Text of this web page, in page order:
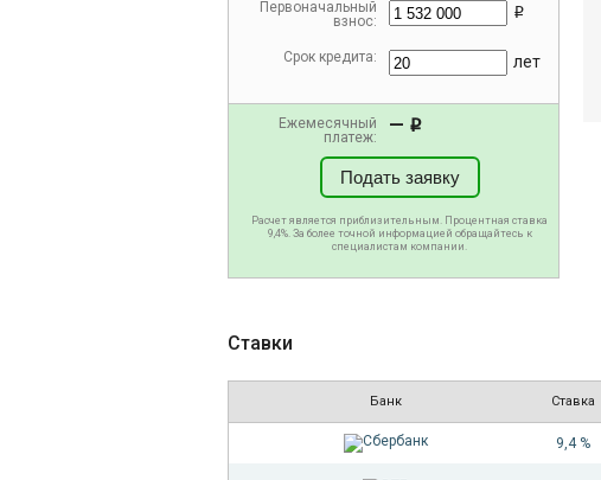
Первоначальный
взнос:
i
Срок кредита: лет
Ежемесячный
платеж:
— i
Подать заявку
Расчет является приблизительным. Процентная ставка
9,4%. За более точной информацией обращайтесь к
специалистам компании.
Ставки
Банк Ставка
9,4 %